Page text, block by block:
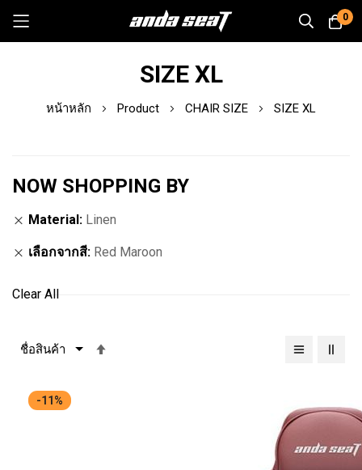
0
SIZE XL
หน้าหลัก Product CHAIR SIZE SIZE XL
-11%
NOW SHOPPING BY
Material Linen
เลือกจากสี Red Maroon
Clear All